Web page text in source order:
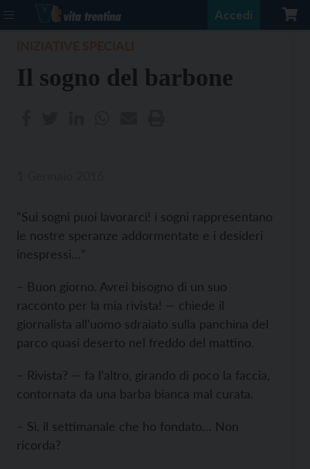
Accedi
Il sogno del barbone
“Sui sogni puoi lavorarci! i sogni rappresentano
le nostre speranze addormentate e i desideri
inespressi…”
– Buon giorno. Avrei bisogno di un suo
racconto per la mia rivista! — chiede il
giornalista all’uomo sdraiato sulla panchina del
parco quasi deserto nel freddo del mattino.
– Rivista? — fa l’altro, girando di poco la faccia,
contornata da una barba bianca mal curata.
– Sì, il settimanale che ho fondato… Non
ricorda?